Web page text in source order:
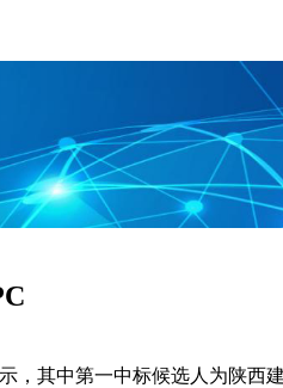
其中第一中标候选人为陕西